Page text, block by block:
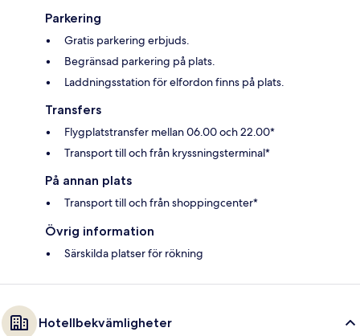
Parkering
Gratis parkering erbjuds.
Begränsad parkering på plats.
Laddningsstation för elfordon finns på plats.
Transfers
Flygplatstransfer mellan 06.00 och 22.00*
Transport till och från kryssningsterminal*
På annan plats
Transport till och från shoppingcenter*
Övrig information
Särskilda platser för rökning
Hotellbekvämligheter